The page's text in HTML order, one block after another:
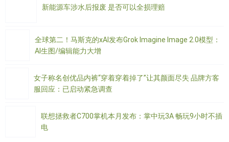
新能源车涉水后报废 是否可以全损理赔
全球第二！马斯克的xAI发布Grok Imagine Image 2.0模型：
AI生图/编辑能力大增
女子称名创优品内裤“穿着穿着掉了”让其颜面尽失 品牌方客
服回应：已启动紧急调查
联想拯救者C700掌机本月发布：掌中玩3A 畅玩9小时不插
电